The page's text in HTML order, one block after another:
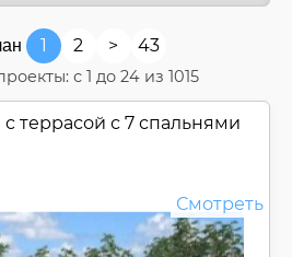
Только строительство
1 2 > 43
с 1 до 24из 1015
террасой с 7 спальнями
Смотреть